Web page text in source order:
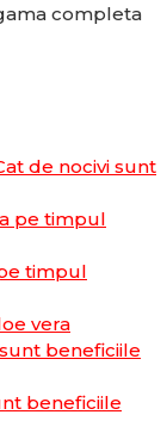
completa
de nocivi sunt
timpul
vera
beneficiile